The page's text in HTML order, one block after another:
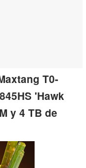
T0-
'Hawk
y 4 TB de